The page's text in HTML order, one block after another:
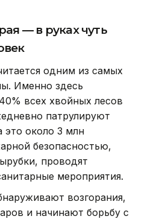
— в руках чуть
одним из самых
Именно здесь
всех хвойных лесов
патрулируют
это около 3 млн
безопасностью,
проводят
мероприятия.
возгорания,
и начинают борьбу с